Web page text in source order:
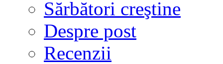
Sărbători creştine
Despre post
Recenzii